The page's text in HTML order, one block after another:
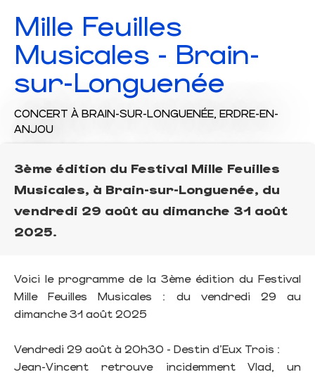
Mille Feuilles
Musicales - Brain-
sur-Longuenée
CONCERT À BRAIN-SUR-LONGUENÉE, ERDRE-EN-
ANJOU
3ème édition du Festival Mille Feuilles
Musicales, à Brain-sur-Longuenée, du
vendredi 29 août au dimanche 31 août
2025.
Voici le programme de la 3ème édition du Festival
Mille Feuilles Musicales : du vendredi 29 au
dimanche 31 août 2025
Vendredi 29 août à 20h30 - Destin d'Eux Trois :
Jean-Vincent retrouve incidemment Vlad, un